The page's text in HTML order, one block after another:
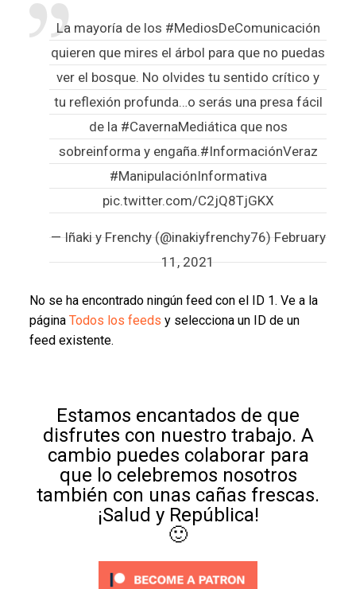
La mayoría de los #MediosDeComunicación
quieren que mires el árbol para que no puedas
ver el bosque. No olvides tu sentido crítico y
tu reflexión profunda…o serás una presa fácil
de la #CavernaMediática que nos
sobreinforma y engaña.#InformaciónVeraz
#ManipulaciónInformativa
pic.twitter.com/C2jQ8TjGKX
— Iñaki y Frenchy (@inakiyfrenchy76)February
11, 2021
No se ha encontrado ningún feed con el ID 1. Ve a la
página Todos los feeds y selecciona un ID de un
feed existente.
Estamos encantados de que
disfrutes con nuestro trabajo. A
cambio puedes colaborar para
que lo celebremos nosotros
también con unas cañas frescas.
¡Salud y República!
🙂